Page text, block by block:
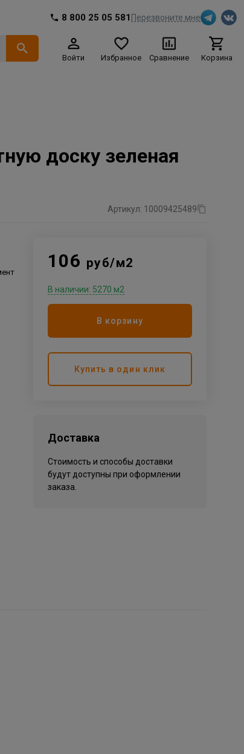
8 800 25 05 581 Перезвоните мне
Войти Избранное Сравнение Корзина
доску зеленая
Артикул: 10009425489
106 руб/м2
В наличии: 5270 м2
В корзину
Купить в один клик
Доставка
Стоимость и способы доставки
будут доступны при оформлении
заказа.